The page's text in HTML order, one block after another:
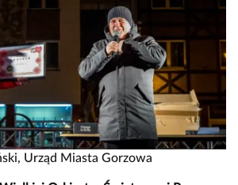
Urząd Miasta Gorzowa